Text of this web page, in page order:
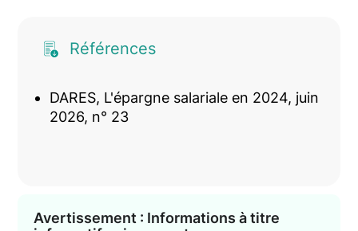
Références
DARES, L'épargne salariale en 2024, juin
2026, n° 23
Avertissement : Informations à titre